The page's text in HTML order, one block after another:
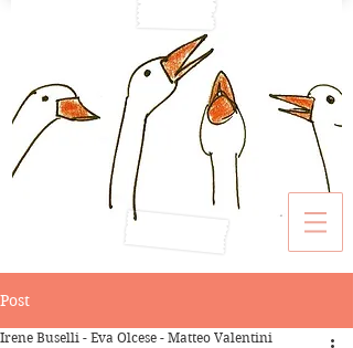
Post
Irene Buselli - Eva Olcese - Matteo Valentini